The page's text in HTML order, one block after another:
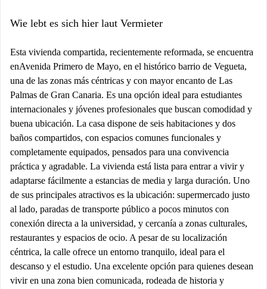
Wie lebt es sich hier laut Vermieter
Esta vivienda compartida, recientemente reformada, se encuentra
enAvenida Primero de Mayo, en el histórico barrio de Vegueta,
una de las zonas más céntricas y con mayor encanto de Las
Palmas de Gran Canaria. Es una opción ideal para estudiantes
internacionales y jóvenes profesionales que buscan comodidad y
buena ubicación. La casa dispone de seis habitaciones y dos
baños compartidos, con espacios comunes funcionales y
completamente equipados, pensados para una convivencia
práctica y agradable. La vivienda está lista para entrar a vivir y
adaptarse fácilmente a estancias de media y larga duración. Uno
de sus principales atractivos es la ubicación: supermercado justo
al lado, paradas de transporte público a pocos minutos con
conexión directa a la universidad, y cercanía a zonas culturales,
restaurantes y espacios de ocio. A pesar de su localización
céntrica, la calle ofrece un entorno tranquilo, ideal para el
descanso y el estudio. Una excelente opción para quienes desean
vivir en una zona bien comunicada, rodeada de historia y